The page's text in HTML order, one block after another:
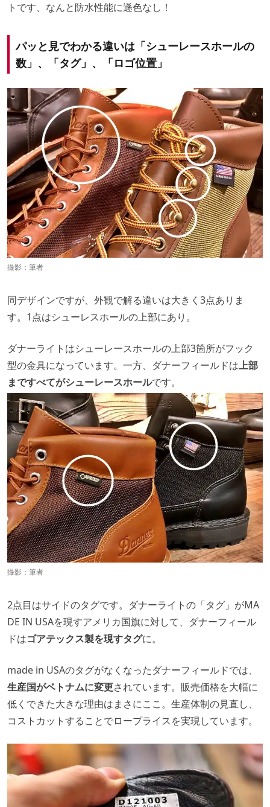
トです、なんと防水性能に遜色なし！
パッと見でわかる違いは「シューレースホールの
数」、「タグ」、「ロゴ位置」
撮影：筆者
同デザインですが、外観で解る違いは大きく3点ありま
す。1点はシューレスホールの上部にあり。
ダナーライトはシューレースホールの上部3箇所がフック
型の金具になっています。一方、ダナーフィールドは上部
まですべてがシューレースホールです。
撮影：筆者
2点目はサイドのタグです。ダナーライトの「タグ」がMA
DE IN USAを現すアメリカ国旗に対して、ダナーフィール
ドはゴアテックス製を現すタグに。
made in USAのタグがなくなったダナーフィールドでは、
生産国がベトナムに変更されています。販売価格を大幅に
低くできた大きな理由はまさにここ。生産体制の見直し、
コストカットすることでロープライスを実現しています。